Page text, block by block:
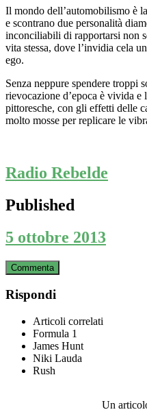
Il mondo dell’automobilismo è
e scontrano due personalità
inconciliabili di rapportarsi non
vita stessa, dove l’invidia cela
ego.
Senza neppure spendere
rievocazione d’epoca è vivida e
pittoresche, con gli effetti delle
molto mosse per replicare le
Radio Rebelde
Published
5 ottobre 2013
Commenta
Rispondi
Articoli correlati
Formula 1
James Hunt
Niki Lauda
Rush
Un